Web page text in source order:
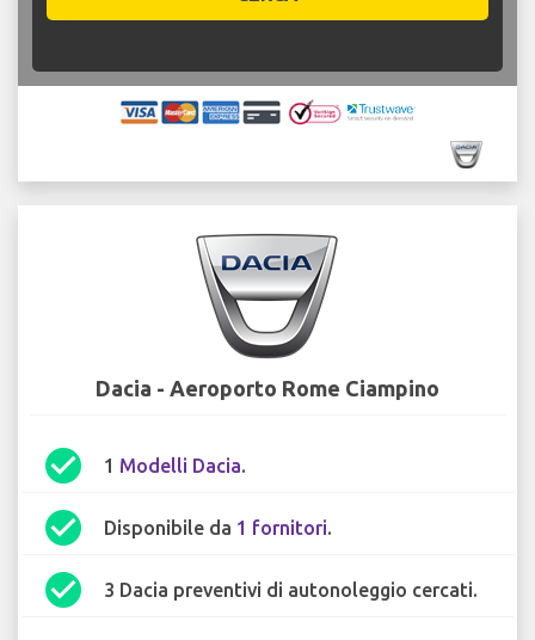
Dacia - Aeroporto Rome Ciampino
check_circle 1 Modelli Dacia.
check_circle Disponibile da 1 fornitori.
check_circle 3 Dacia preventivi di autonoleggio cercati.